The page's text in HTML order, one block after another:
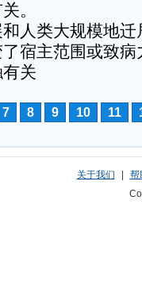
。
人类大规模地迁
宿主范围或致病
关
7 8 9 10 11
关于我们
帮